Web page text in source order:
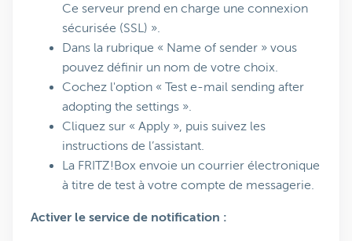
Ce serveur prend en charge une connexion
sécurisée (SSL) ».
Dans la rubrique « Name of sender » vous
pouvez définir un nom de votre choix.
Cochez l'option « Test e-mail sending after
adopting the settings ».
Cliquez sur « Apply », puis suivez les
instructions de l’assistant.
La FRITZ!Box envoie un courrier électronique
à titre de test à votre compte de messagerie.
Activer le service de notification :